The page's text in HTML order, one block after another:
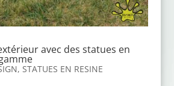
avec des statues en
, STATUES EN RESINE